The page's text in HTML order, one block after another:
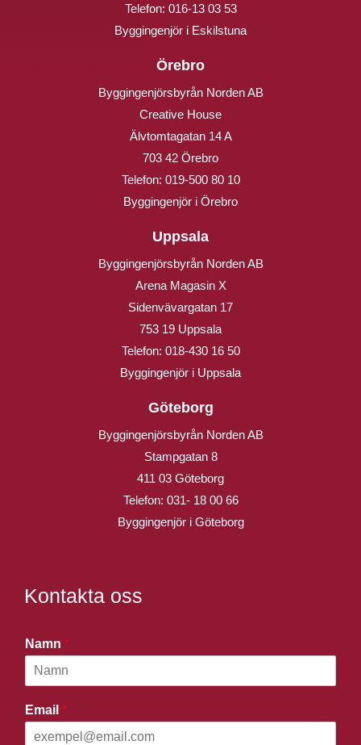
Telefon: 016-13 03 53
Byggingenjör i Eskilstuna
Örebro
Byggingenjörsbyrån Norden AB
Creative House
Älvtomtagatan 14 A
703 42 Örebro
Telefon: 019-500 80 10
Byggingenjör i Örebro
Uppsala
Byggingenjörsbyrån Norden AB
Arena Magasin X
Sidenvävargatan 17
753 19 Uppsala
Telefon: 018-430 16 50
Byggingenjör i Uppsala
Göteborg
Byggingenjörsbyrån Norden AB
Stampgatan 8
411 03 Göteborg
Telefon: 031- 18 00 66
Byggingenjör i Göteborg
Kontakta oss
Namn *
Email *